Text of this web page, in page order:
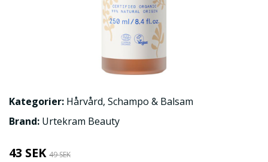
Kategorier: Hårvård, Schampo & Balsam
Brand: Urtekram Beauty
43 SEK 49 SEK